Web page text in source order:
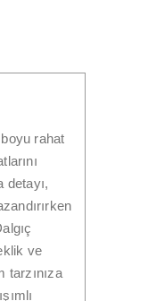
rahat
detayı,
ve
tarzınıza